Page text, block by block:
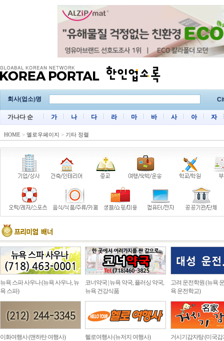
회사(업소)명
가나다 순 가 나 다 라 마 바 사 아 자
HOME > 옐로우페이지 > 기타 정렬
뉴욕 스파 사우나 (뉴욕 사우나, 뉴
욕 스파)
코너약국 | 뉴욕 약국, 플러싱 약국,
뉴욕 건강식품
고려 운전학원 (뉴욕
욕 운전학교)
이화여행사 (맨하탄 여행사) 헬로여행사 (뉴저지 여행사)
거시기감자탕 (미국감